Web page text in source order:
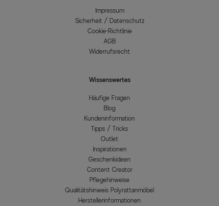
Impressum
Sicherheit / Datenschutz
Cookie-Richtlinie
AGB
Widerrufsrecht
Wissenswertes
Häufige Fragen
Blog
Kundeninformation
Tipps / Tricks
Outlet
Inspirationen
Geschenkideen
Content Creator
Pflegehinweise
Qualitätshinweis Polyrattanmöbel
Herstellerinformationen